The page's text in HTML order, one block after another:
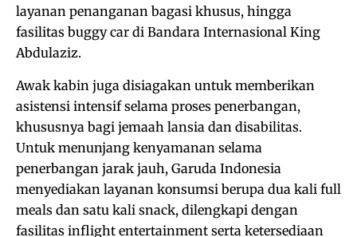
layanan penanganan bagasi khusus, hingga
fasilitas buggy car di Bandara Internasional King
Abdulaziz.
Awak kabin juga disiagakan untuk memberikan
asistensi intensif selama proses penerbangan,
khususnya bagi jemaah lansia dan disabilitas.
Untuk menunjang kenyamanan selama
penerbangan jarak jauh, Garuda Indonesia
menyediakan layanan konsumsi berupa dua kali full
meals dan satu kali snack, dilengkapi dengan
fasilitas inflight entertainment serta ketersediaan